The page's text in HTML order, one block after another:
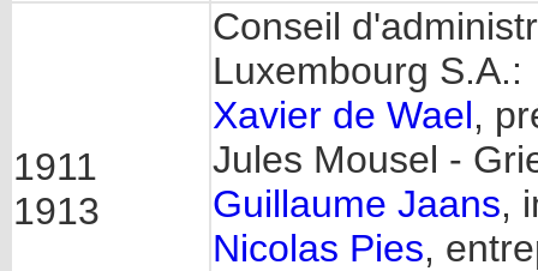
1911
1913
Conseil
Luxembourg S.A.:
Xavier de Wael,
Jules Mousel -
Guillaume Jaans,
Nicolas Pies,